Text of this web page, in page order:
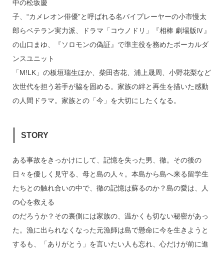
中の松坂慶
子、“カメレオン俳優”と呼ばれる名バイプレーヤーの小市慢太
郎らベテラン実力派、ドラマ「コウノドリ」『相棒 劇場版Ⅳ』
の山口まゆ、『ソロモンの偽証』で準主役を務めたボーカルダ
ンスユニット
「M!LK」の板垣瑞生ほか、柴田杏花、浦上晟周、小野花梨など
次世代を担う若手が脇を固める。家族の絆と再生を描いた感動
の人間ドラマ。家族との「今」を大切にしたくなる。
STORY
ある事故をきっかけにして、記憶を失った男、徹。その後の
日々を優しく見守る、母と島の人々。本島から島へ来る留学生
たちとの触れ合いの中で、徹の記憶は蘇るのか？島の愛は、人
の心を救える
のだろうか？その裏側には家族の、温かくも切ない秘密があっ
た。漁に出られなくなった元漁師は島で懸命に今を生きようと
するも、「ありがとう」を言いたい人も忘れ、心だけが前に進